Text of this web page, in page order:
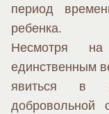
период
ребенка.
Несмотря на
единственным
явиться в
добровольной